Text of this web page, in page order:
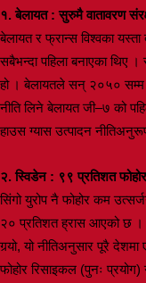
१. बेलायत : सुरुमै वातावरण
बेलायत र फ्रान्स विश्वका
सबैभन्दा पहिला बनाएका थिए
हो । बेलायतले सन् २०५० सम्म
नीति लिने बेलायत जी–७ को
हाउस ग्यास उत्पादन
२. स्विडेन : ९९ प्रतिशत
सिंगो युरोप नै फोहोर कम
२० प्रतिशत ह्रास आएको छ ।
गर्‍यो, यो नीतिअनुसार पूरै
फोहोर रिसाइकल (पुनः प्रयोग)